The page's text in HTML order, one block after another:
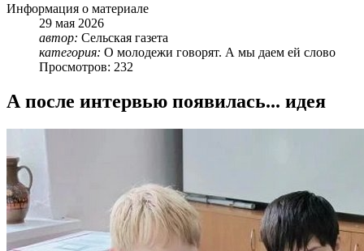
Информация о материале
29 мая 2026
автор: Сельская газета
категория: О молодежи говорят. А мы даем ей слово
Просмотров: 232
А после интервью появилась... идея